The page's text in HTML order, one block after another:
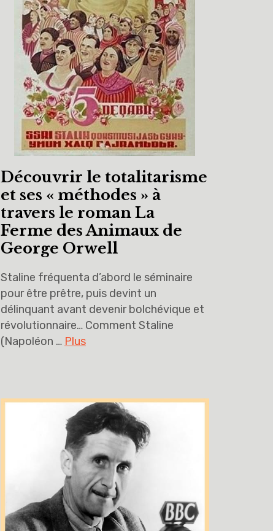
Découvrir le totalitarisme
et ses « méthodes » à
travers le roman La
Ferme des Animaux de
George Orwell
Staline fréquenta d’abord le séminaire
pour être prêtre, puis devint un
délinquant avant devenir bolchévique et
révolutionnaire… Comment Staline
(Napoléon … Plus